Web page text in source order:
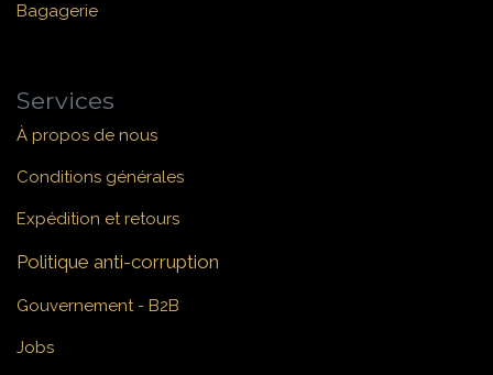
Bagagerie
Services
À propos de nous
Conditions générales
Expédition et retours
Politique anti-corruption
Gouvernement - B2B
Jobs